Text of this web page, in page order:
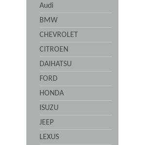
Audi
BMW
CHEVROLET
CITROEN
DAIHATSU
FORD
HONDA
ISUZU
JEEP
LEXUS